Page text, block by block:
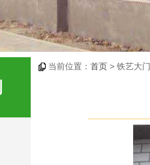
当前位置： 首页 > 铁艺大